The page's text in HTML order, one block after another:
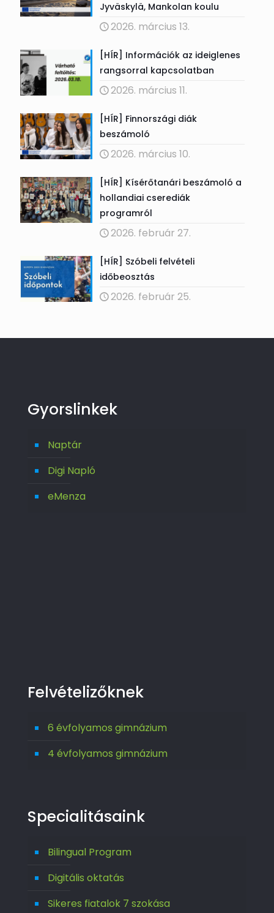
Jyväskylä, Mankolan koulu
2026. március 13.
[HÍR] Információk az ideiglenes
rangsorral kapcsolatban
2026. március 11.
[HÍR] Finnországi diák
beszámoló
2026. március 10.
[HÍR] Kísérőtanári beszámoló a
hollandiai cserediák
programról
2026. február 27.
[HÍR] Szóbeli felvételi
időbeosztás
2026. február 25.
Gyorslinkek
Naptár
Digi Napló
eMenza
Felvételizőknek
6 évfolyamos gimnázium
4 évfolyamos gimnázium
Specialitásaink
Bilingual Program
Digitális oktatás
Sikeres fiatalok 7 szokása